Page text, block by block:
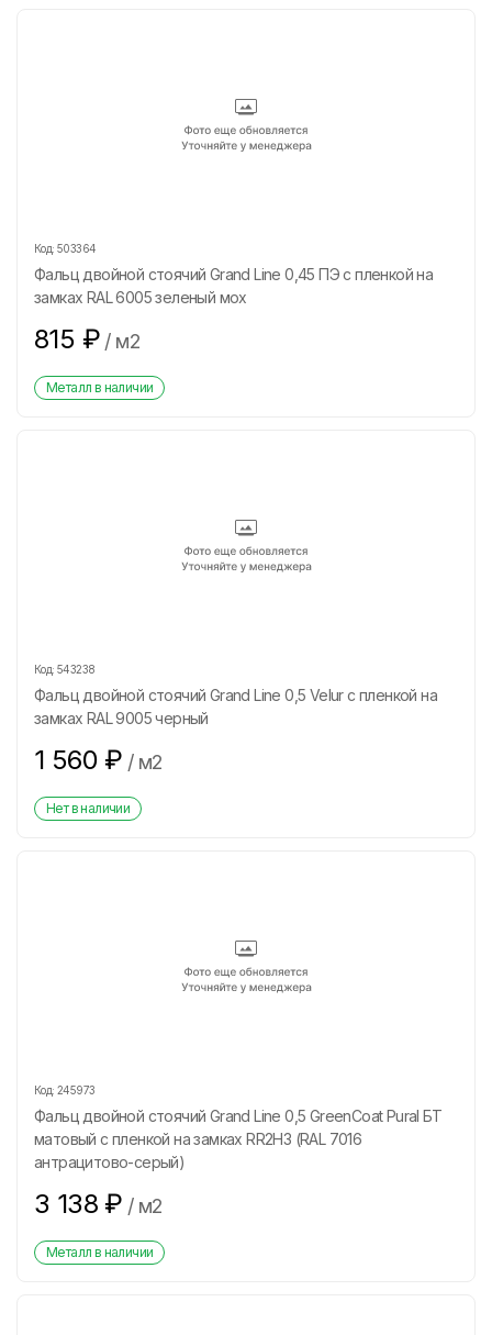
Код: 503364
Фальц двойной стоячий Grand Line 0,45 ПЭ с пленкой на
замках RAL 6005 зеленый мох
815 ₽ / м2
Металл в наличии
Код: 543238
Фальц двойной стоячий Grand Line 0,5 Velur с пленкой на
замках RAL 9005 черный
1 560 ₽ / м2
Нет в наличии
Код: 245973
Фальц двойной стоячий Grand Line 0,5 GreenCoat Pural БТ
матовый с пленкой на замках RR2H3 (RAL 7016
антрацитово-серый)
3 138 ₽ / м2
Металл в наличии